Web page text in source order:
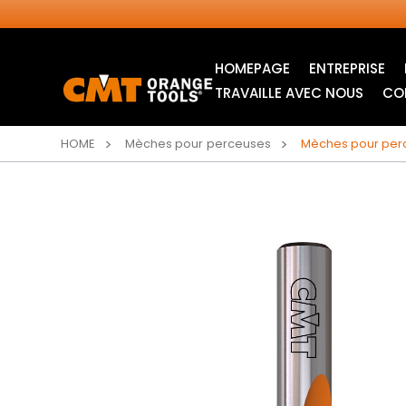
HOMEPAGE ENTREPRISE
LAMES POUR SCIE
SAUTEUSE
TRAVAILLE AVEC NOUS
HOME Mèches pour perceuses Mèches pour